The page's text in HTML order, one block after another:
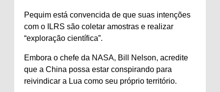
Pequim está convencida de que suas intenções
com o ILRS são coletar amostras e realizar
“exploração científica”.
Embora o chefe da NASA, Bill Nelson, acredite
que a China possa estar conspirando para
reivindicar a Lua como seu próprio território.